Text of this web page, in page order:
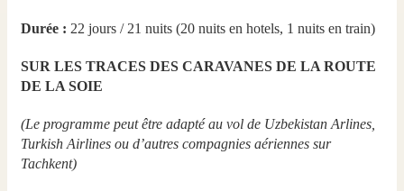
Durée : 22 jours / 21 nuits (20 nuits en hotels, 1 nuits en train)
SUR LES TRACES DES CARAVANES DE LA ROUTE
DE LA SOIE
(Le programme peut être adapté au vol de Uzbekistan Arlines,
Turkish Airlines ou d’autres compagnies aériennes sur
Tachkent)